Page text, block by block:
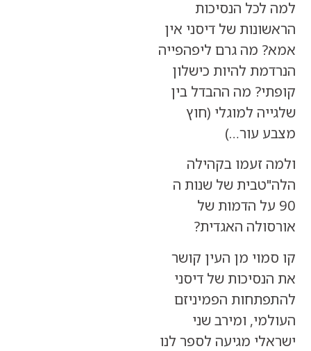
הנסיכות
של דיסני אין
מה גרם ליפהפייה
להיות כישלון
מה ההבדל בין
למוגלי (חוץ
עור…)
זעמו בקהילה
של שנות ה
על הדמות של
האגדית?
מן העין קושר
של דיסני
הפמיניזם
ומירב שני
מגיעה לספר לנו